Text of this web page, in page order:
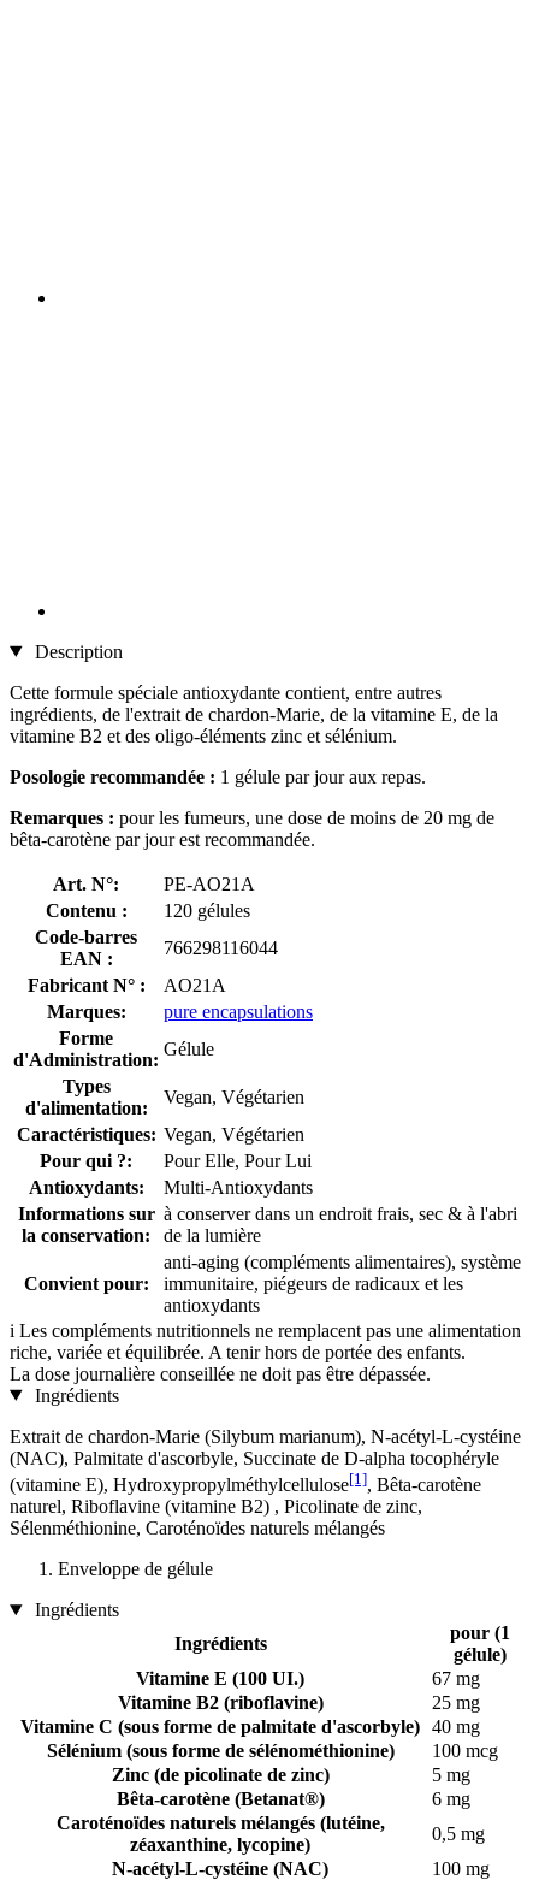
Description
Cette formule spéciale antioxydante contient, entre autres
ingrédients, de l'extrait de chardon-Marie, de la vitamine E, de la
vitamine B2 et des oligo-éléments zinc et sélénium.
Posologie recommandée : 1 gélule par jour aux repas.
Remarques : pour les fumeurs, une dose de moins de 20 mg de
bêta-carotène par jour est recommandée.
Art. N°:
PE-AO21A
Contenu :
120 gélules
Code-barres
EAN :
766298116044
Fabricant N° :
AO21A
Marques:
pure encapsulations
Forme
d'Administration:
Gélule
Types
d'alimentation:
Vegan, Végétarien
Caractéristiques: Vegan, Végétarien
Pour qui ?:
Pour Elle, Pour Lui
Antioxydants:
Multi-Antioxydants
Informations sur
la conservation:
à conserver dans un endroit frais, sec & à l'abri
de la lumière
Convient pour:
anti-aging (compléments alimentaires), système
immunitaire, piégeurs de radicaux et les
antioxydants
i Les compléments nutritionnels ne remplacent pas une alimentation
riche, variée et équilibrée. A tenir hors de portée des enfants.
La dose journalière conseillée ne doit pas être dépassée.
Ingrédients
Extrait de chardon-Marie (Silybum marianum), N-acétyl-L-cystéine
(NAC), Palmitate d'ascorbyle, Succinate de D-alpha tocophéryle
(vitamine E), Hydroxypropylméthylcellulose[1], Bêta-carotène
naturel, Riboflavine (vitamine B2) , Picolinate de zinc,
Sélenméthionine, Caroténoïdes naturels mélangés
Enveloppe de gélule
Ingrédients
Ingrédients
pour (1
gélule)
Vitamine E (100 UI.)
67 mg
Vitamine B2 (riboflavine)
25 mg
Vitamine C (sous forme de palmitate d'ascorbyle) 40 mg
Sélénium (sous forme de sélénométhionine)
100 mcg
Zinc (de picolinate de zinc)
5 mg
Bêta-carotène (Betanat®)
6 mg
Caroténoïdes naturels mélangés (lutéine,
zéaxanthine, lycopine)
0,5 mg
N-acétyl-L-cystéine (NAC)
100 mg